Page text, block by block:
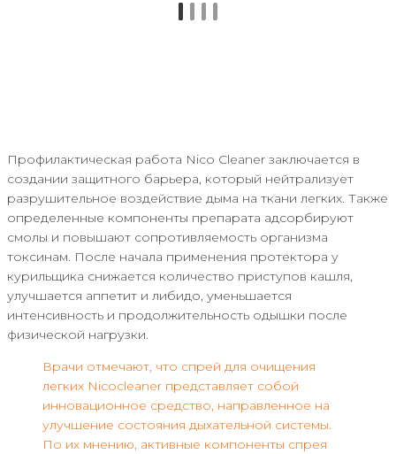
Профилактическая работа Nico Cleaner заключается в
создании защитного барьера, который нейтрализует
разрушительное воздействие дыма на ткани легких. Также
определенные компоненты препарата адсорбируют
смолы и повышают сопротивляемость организма
токсинам. После начала применения протектора у
курильщика снижается количество приступов кашля,
улучшается аппетит и либидо, уменьшается
интенсивность и продолжительность одышки после
физической нагрузки.
Врачи отмечают, что спрей для очищения
легких Nicocleaner представляет собой
инновационное средство, направленное на
улучшение состояния дыхательной системы.
По их мнению, активные компоненты спрея